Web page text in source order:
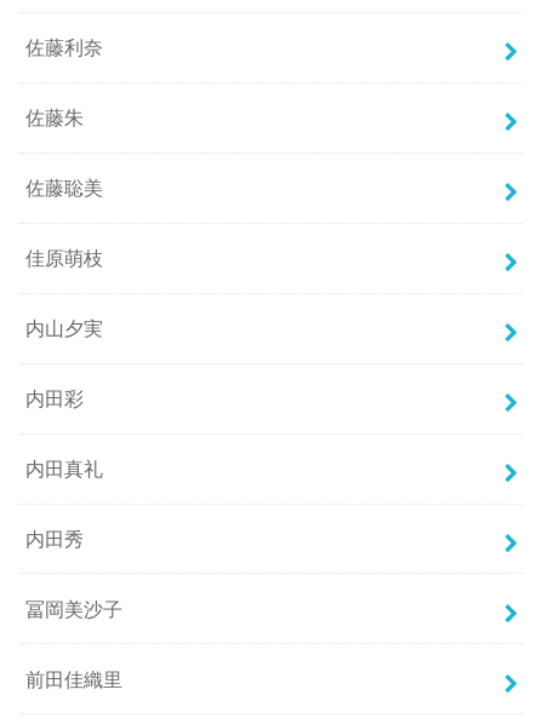
佐藤利奈
佐藤朱
佐藤聡美
佳原萌枝
内山夕実
内田彩
内田真礼
内田秀
冨岡美沙子
前田佳織里